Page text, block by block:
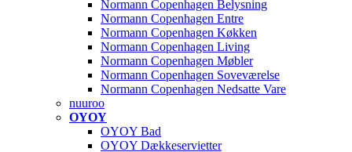
Normann Copenhagen Belysning
Normann Copenhagen Entre
Normann Copenhagen Køkken
Normann Copenhagen Living
Normann Copenhagen Møbler
Normann Copenhagen Soveværelse
Normann Copenhagen Nedsatte Vare
nuuroo
OYOY
OYOY Bad
OYOY Dækkeservietter